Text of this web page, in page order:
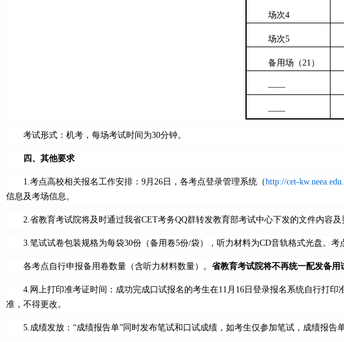
场次4
场次5
备用场（21）
——
——
考试形式：机考，每场考试时间为30分钟。
四、其他要求
1.考点高校相关报名工作安排：9月26日，各考点登录管理系统（http://cet-
信息及考场信息。
2.省教育考试院将及时通过我省CET考务QQ群转发教育部考试中心下发的文件内容
3.笔试试卷包装规格为每袋30份（备用卷5份/袋），听力材料为CD音轨格式光盘。
各考点自行申报备用卷数量（含听力材料数量）。 省教育考试院将不再统一配发备用
4.网上打印准考证时间：成功完成口试报名的考生在11月16日登录报名系统自行打
准，不得更改。
5.成绩发放：“成绩报告单”同时发布笔试和口试成绩，如考生仅参加笔试，成绩报